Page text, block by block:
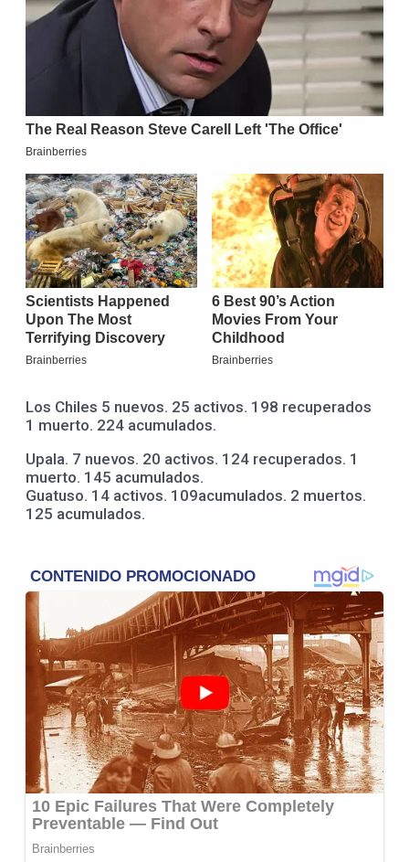
Los Chiles 5 nuevos. 25 activos. 198 recuperados
1 muerto. 224 acumulados.
Upala. 7 nuevos. 20 activos. 124 recuperados. 1
muerto. 145 acumulados.
Guatuso. 14 activos. 109acumulados. 2 muertos.
125 acumulados.